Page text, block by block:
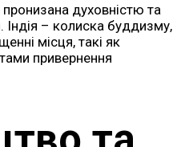
пронизана духовністю та
Індія – колиска буддизму,
місця, такі як
привернення